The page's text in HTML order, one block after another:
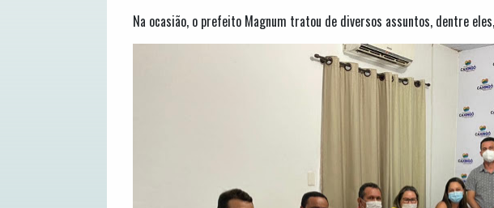
Na ocasião, o prefeito Magnum tratou de diversos assuntos, dentre